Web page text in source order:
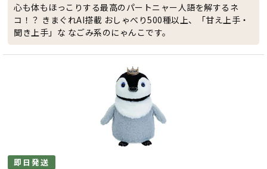
心も体もほっこりする最高のパートニャー人語を解するネ
コ！？ きまぐれAI搭載 おしゃべり500種以上、「甘え上手・
聞き上手」な なごみ系のにゃんこです。
即日発送